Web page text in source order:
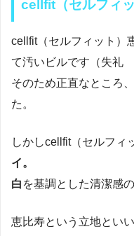
cellfit（セルフィ
cellfit（セルフィット）
て汚いビルです（失礼
そのため正直なところ
た。
しかしcellfit（セルフィ
イ。
白 を基調とした清潔感
恵比寿という立地とい